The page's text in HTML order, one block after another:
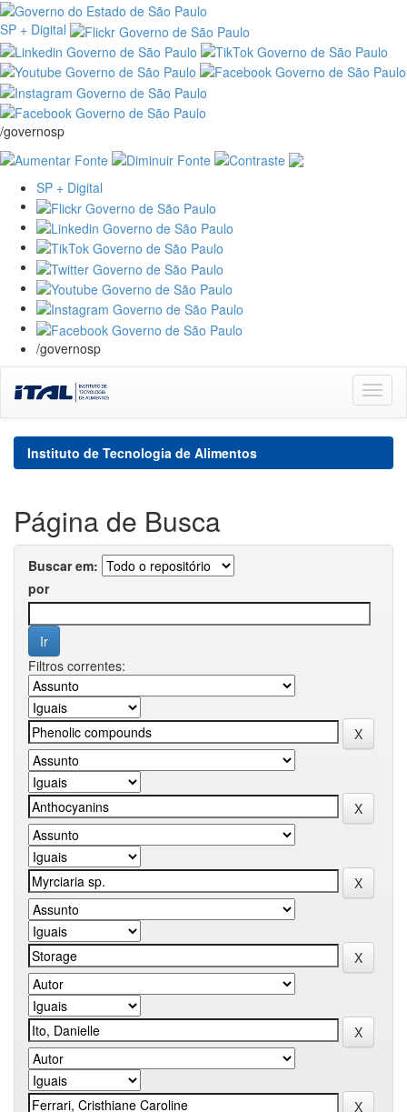
SP + Digital
/governosp
SP + Digital
/governosp
navigation
Instituto de Tecnologia de Alimentos
Página de Busca
Buscar em:
por
Filtros correntes: